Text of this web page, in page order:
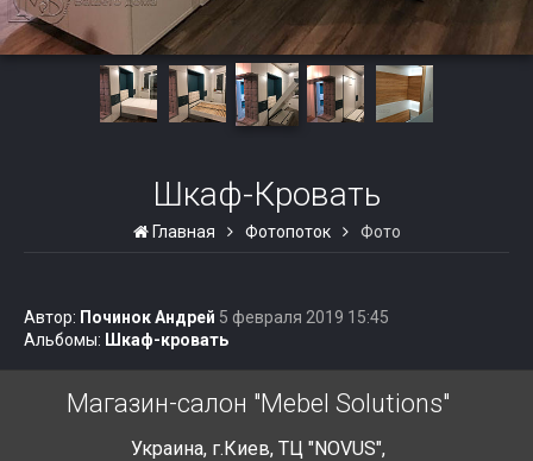
Шкаф-Кровать
Главная Фотопоток Фото
Автор: Починок Андрей 5 февраля 2019 15:45
Альбомы: Шкаф-кровать
Магазин-салон "Mebel Solutions"
Украина, г.Киев, ТЦ "NOVUS",